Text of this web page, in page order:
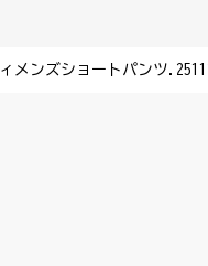
メンズショートパンツ